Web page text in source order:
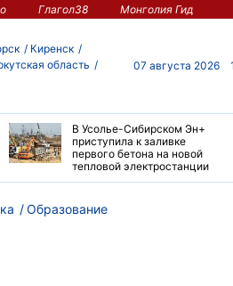
Глагол38 Монголия Гид
Киренск
область
07 августа 2026
В Усолье-Сибирском Эн+
приступила к заливке
первого бетона на новой
тепловой электростанции
Образование